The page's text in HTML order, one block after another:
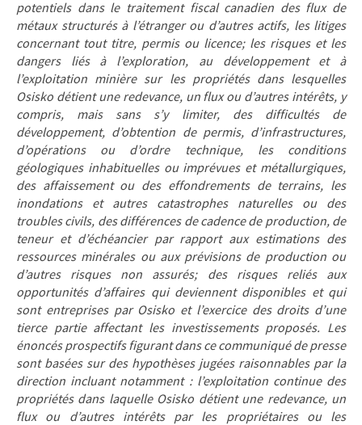
potentiels dans le traitement fiscal canadien des flux de
métaux structurés à l’étranger ou d’autres actifs, les litiges
concernant tout titre, permis ou licence; les risques et les
dangers liés à l’exploration, au développement et à
l’exploitation minière sur les propriétés dans lesquelles
Osisko détient une redevance, un flux ou d’autres intérêts, y
compris, mais sans s’y limiter, des difficultés de
développement, d’obtention de permis, d’infrastructures,
d’opérations ou d’ordre technique, les conditions
géologiques inhabituelles ou imprévues et métallurgiques,
des affaissement ou des effondrements de terrains, les
inondations et autres catastrophes naturelles ou des
troubles civils, des différences de cadence de production, de
teneur et d’échéancier par rapport aux estimations des
ressources minérales ou aux prévisions de production ou
d’autres risques non assurés; des risques reliés aux
opportunités d’affaires qui deviennent disponibles et qui
sont entreprises par Osisko et l’exercice des droits d’une
tierce partie affectant les investissements proposés. Les
énoncés prospectifs figurant dans ce communiqué de presse
sont basées sur des hypothèses jugées raisonnables par la
direction incluant notamment : l’exploitation continue des
propriétés dans laquelle Osisko détient une redevance, un
flux ou d’autres intérêts par les propriétaires ou les